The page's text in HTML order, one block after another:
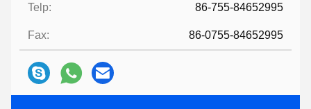
Telp: 86-755-84652995
Fax: 86-0755-84652995